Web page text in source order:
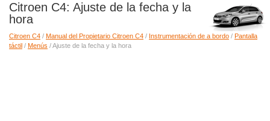
Citroen C4: Ajuste de la fecha y la
hora
Citroen C4 / Manual del Propietario Citroen C4 / Instrumentación de a bordo / Pantalla
táctil / Menús / Ajuste de la fecha y la hora